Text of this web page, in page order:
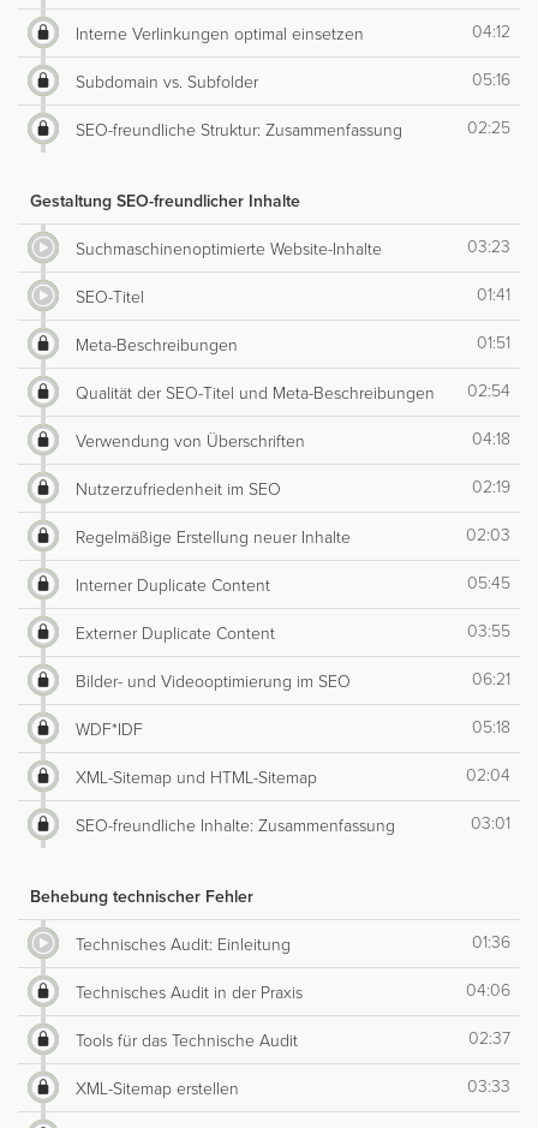
Interne Verlinkungen optimal einsetzen 04:12
Subdomain vs. Subfolder 05:16
SEO-freundliche Struktur: Zusammenfassung 02:25
Gestaltung SEO-freundlicher Inhalte
Suchmaschinenoptimierte Website-Inhalte 03:23
SEO-Titel 01:41
Meta-Beschreibungen 01:51
Qualität der SEO-Titel und Meta-Beschreibungen 02:54
Verwendung von Überschriften 04:18
Nutzerzufriedenheit im SEO 02:19
Regelmäßige Erstellung neuer Inhalte 02:03
Interner Duplicate Content 05:45
Externer Duplicate Content 03:55
Bilder- und Videooptimierung im SEO 06:21
WDF*IDF 05:18
XML-Sitemap und HTML-Sitemap 02:04
SEO-freundliche Inhalte: Zusammenfassung 03:01
Behebung technischer Fehler
Technisches Audit: Einleitung 01:36
Technisches Audit in der Praxis 04:06
Tools für das Technische Audit 02:37
XML-Sitemap erstellen 03:33